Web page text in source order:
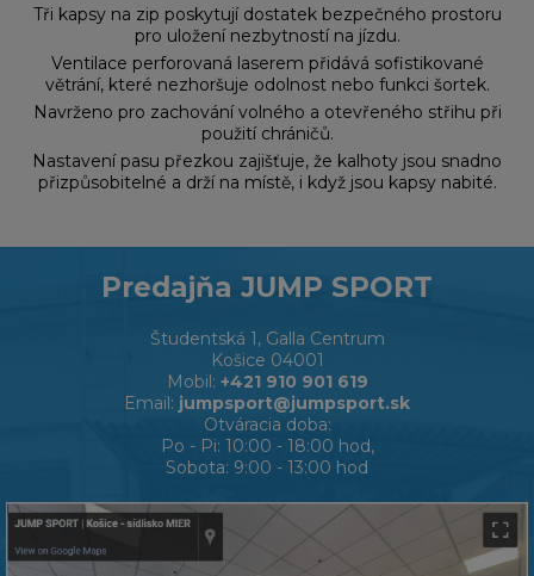
Tři kapsy na zip poskytují dostatek bezpečného prostoru
pro uložení nezbytností na jízdu.
Ventilace perforovaná laserem přidává sofistikované
větrání, které nezhoršuje odolnost nebo funkci šortek.
Navrženo pro zachování volného a otevřeného střihu při
použití chráničů.
Nastavení pasu přezkou zajišťuje, že kalhoty jsou snadno
přizpůsobitelné a drží na místě, i když jsou kapsy nabité.
Predajňa JUMP SPORT
Študentská 1, Galla Centrum
Košice 04001
Mobil: +421 910 901 619
Email: jumpsport@jumpsport.sk
Otváracia doba:
Po - Pi: 10:00 - 18:00 hod,
Sobota: 9:00 - 13:00 hod